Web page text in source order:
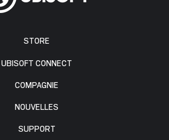
STORE
UBISOFT CONNECT
COMPAGNIE
NOUVELLES
SUPPORT